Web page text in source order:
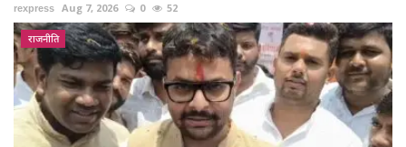
rexpress Aug 7, 2026 0 52
राजनीति